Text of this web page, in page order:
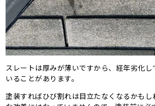
スレートは厚みが薄いですから、経年劣化
いることがあります。
塗装すればひび割れは目立たなくなるかも